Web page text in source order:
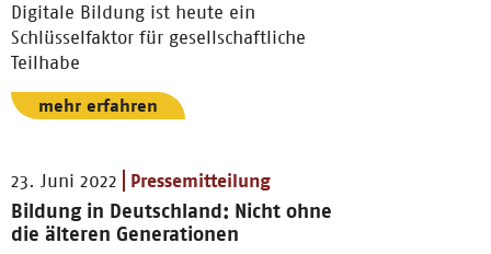
Digitale Bildung ist heute ein
Schlüsselfaktor für gesellschaftliche
Teilhabe
mehr erfahren
23. Juni 2022 Pressemitteilung
Bildung in Deutschland: Nicht ohne
die älteren Generationen